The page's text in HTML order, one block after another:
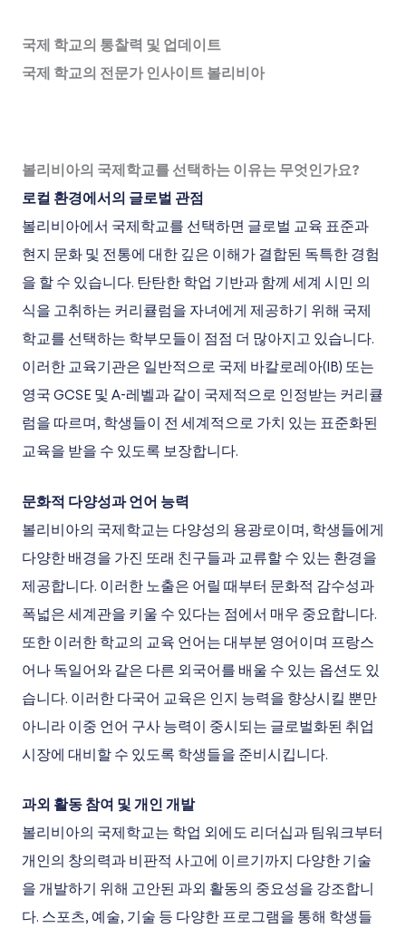
국제 학교의 통찰력 및 업데이트
국제 학교의 전문가 인사이트 볼리비아
볼리비아의 국제학교를 선택하는 이유는 무엇인가요?
로컬 환경에서의 글로벌 관점
볼리비아에서 국제학교를 선택하면 글로벌 교육 표준과
현지 문화 및 전통에 대한 깊은 이해가 결합된 독특한 경험
을 할 수 있습니다. 탄탄한 학업 기반과 함께 세계 시민 의
식을 고취하는 커리큘럼을 자녀에게 제공하기 위해 국제
학교를 선택하는 학부모들이 점점 더 많아지고 있습니다.
이러한 교육기관은 일반적으로 국제 바칼로레아(IB) 또는
영국 GCSE 및 A-레벨과 같이 국제적으로 인정받는 커리큘
럼을 따르며, 학생들이 전 세계적으로 가치 있는 표준화된
교육을 받을 수 있도록 보장합니다.
문화적 다양성과 언어 능력
볼리비아의 국제학교는 다양성의 용광로이며, 학생들에게
다양한 배경을 가진 또래 친구들과 교류할 수 있는 환경을
제공합니다. 이러한 노출은 어릴 때부터 문화적 감수성과
폭넓은 세계관을 키울 수 있다는 점에서 매우 중요합니다.
또한 이러한 학교의 교육 언어는 대부분 영어이며 프랑스
어나 독일어와 같은 다른 외국어를 배울 수 있는 옵션도 있
습니다. 이러한 다국어 교육은 인지 능력을 향상시킬 뿐만
아니라 이중 언어 구사 능력이 중시되는 글로벌화된 취업
시장에 대비할 수 있도록 학생들을 준비시킵니다.
과외 활동 참여 및 개인 개발
볼리비아의 국제학교는 학업 외에도 리더십과 팀워크부터
개인의 창의력과 비판적 사고에 이르기까지 다양한 기술
을 개발하기 위해 고안된 과외 활동의 중요성을 강조합니
다. 스포츠, 예술, 기술 등 다양한 프로그램을 통해 학생들